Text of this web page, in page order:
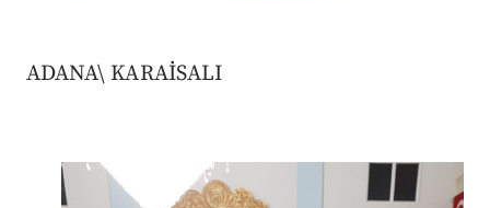
ADANA\ KARAİSALI